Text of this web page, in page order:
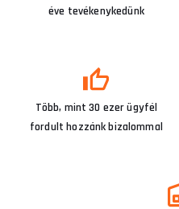
éve tevékenykedünk
Több, mint 30 ezer ügyfél
fordult hozzánk bizalommal